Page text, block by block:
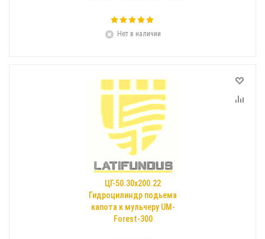
Нет в наличии
ЦГ-50.30x200.22
Гидроцилиндр подьема
капота к мульчеру UM-
Forest-300